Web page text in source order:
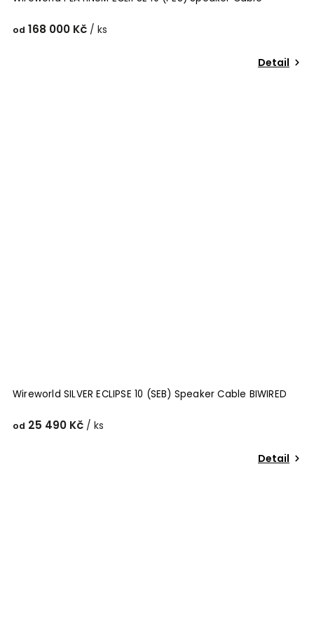
od 168 000 Kč / ks
Detail
Wireworld SILVER ECLIPSE 10 (SEB) Speaker Cable BIWIRED
od 25 490 Kč / ks
Detail